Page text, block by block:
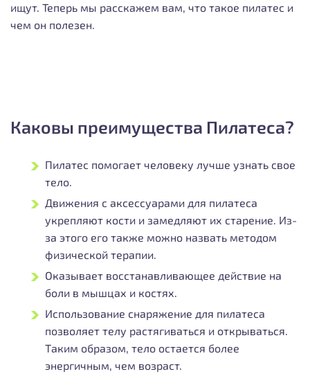
ищут. Теперь мы расскажем вам, что такое пилатес и
чем он полезен.
Каковы преимущества Пилатеса?
Пилатес помогает человеку лучше узнать свое
тело.
Движения с аксессуарами для пилатеса
укрепляют кости и замедляют их старение. Из-
за этого его также можно назвать методом
физической терапии.
Оказывает восстанавливающее действие на
боли в мышцах и костях.
Использование снаряжение для пилатеса
позволяет телу растягиваться и открываться.
Таким образом, тело остается более
энергичным, чем возраст.